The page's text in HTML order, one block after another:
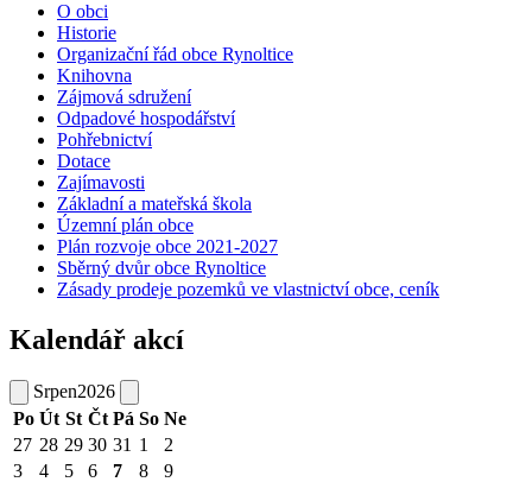
O obci
Historie
Organizační řád obce Rynoltice
Knihovna
Zájmová sdružení
Odpadové hospodářství
Pohřebnictví
Dotace
Zajímavosti
Základní a mateřská škola
Územní plán obce
Plán rozvoje obce 2021-2027
Sběrný dvůr obce Rynoltice
Zásady prodeje pozemků ve vlastnictví obce, ceník
Kalendář akcí
Srpen2026
Po Út St Čt Pá So Ne
27 28 29 30 31 1
2
3
4 5 6 7 8
9